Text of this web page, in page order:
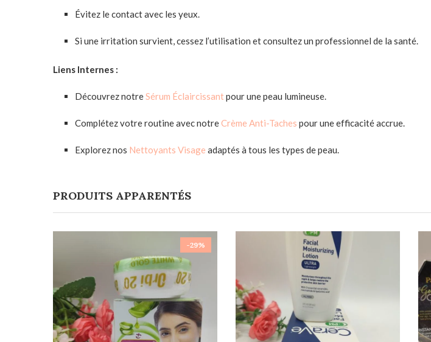
Évitez le contact avec les yeux.
Si une irritation survient, cessez l’utilisation et consultez un professionnel de la santé.
Liens Internes :
Découvrez notreSérum Éclaircissantpour une peau lumineuse.
Complétez votre routine avec notreCrème Anti-Taches pour une efficacité accrue.
Explorez nos Nettoyants Visage adaptés à tous les types de peau.
PRODUITS APPARENTÉS
-29%